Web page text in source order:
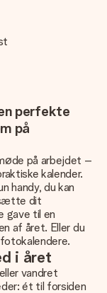
perfekte
på
på arbejdet –
kalender.
handy, du kan
dit
gave til en
af året. Eller du
i året
vandret
ét til forsiden